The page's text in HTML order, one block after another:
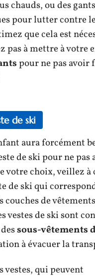
chauds, ou des gants
pour lutter contre
que cela est
pas à mettre à votre
pour ne pas avoir
de ski
aura forcément
de ski pour ne
votre choix, veillez
de ski qui
couches de
vestes de ski sont
sous-vêtements
à évacuer la
vestes, qui peuvent